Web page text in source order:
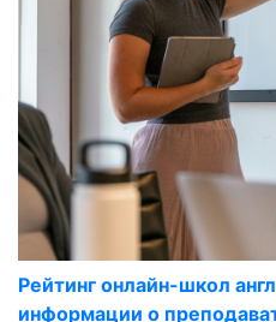
Рейтинг онлайн-школ
информации о